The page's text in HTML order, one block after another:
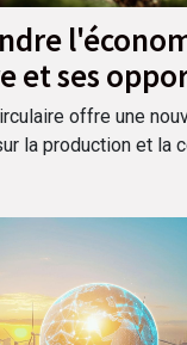
et ses
offre une
la production et la